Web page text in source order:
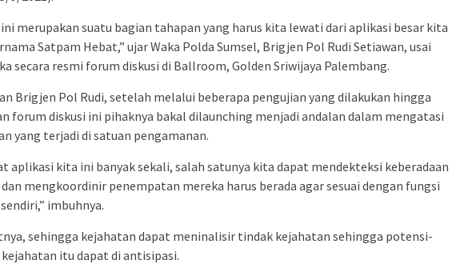
merupakan suatu bagian tahapan yang harus kita lewati dari aplikasi besar kita
Satpam Hebat,” ujar Waka Polda Sumsel, Brigjen Pol Rudi Setiawan, usai
secara resmi forum diskusi di Ballroom, Golden Sriwijaya Palembang.
Brigjen Pol Rudi, setelah melalui beberapa pengujian yang dilakukan hingga
forum diskusi ini pihaknya bakal dilaunching menjadi andalan dalam mengatasi
yang terjadi di satuan pengamanan.
aplikasi kita ini banyak sekali, salah satunya kita dapat mendekteksi keberadaan
mengkoordinir penempatan mereka harus berada agar sesuai dengan fungsi
imbuhnya.
sehingga kejahatan dapat meninalisir tindak kejahatan sehingga potensi-
itu dapat di antisipasi.